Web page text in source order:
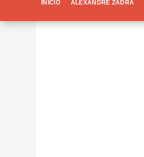
INÍCIO ALEXANDRE ZADRA